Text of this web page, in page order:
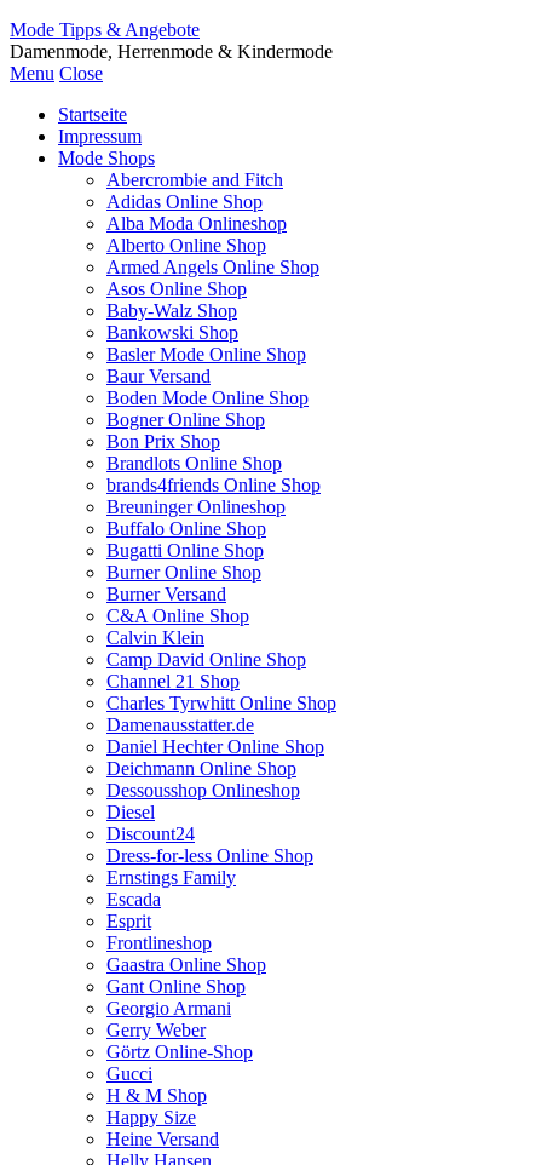
Mode Tipps & Angebote
Damenmode, Herrenmode & Kindermode
Menu Close
Startseite
Impressum
Mode Shops
Abercrombie and Fitch
Adidas Online Shop
Alba Moda Onlineshop
Alberto Online Shop
Armed Angels Online Shop
Asos Online Shop
Baby-Walz Shop
Bankowski Shop
Basler Mode Online Shop
Baur Versand
Boden Mode Online Shop
Bogner Online Shop
Bon Prix Shop
Brandlots Online Shop
brands4friends Online Shop
Breuninger Onlineshop
Buffalo Online Shop
Bugatti Online Shop
Burner Online Shop
Burner Versand
C&A Online Shop
Calvin Klein
Camp David Online Shop
Channel 21 Shop
Charles Tyrwhitt Online Shop
Damenausstatter.de
Daniel Hechter Online Shop
Deichmann Online Shop
Dessousshop Onlineshop
Diesel
Discount24
Dress-for-less Online Shop
Ernstings Family
Escada
Esprit
Frontlineshop
Gaastra Online Shop
Gant Online Shop
Georgio Armani
Gerry Weber
Görtz Online-Shop
Gucci
H & M Shop
Happy Size
Heine Versand
Helly Hansen